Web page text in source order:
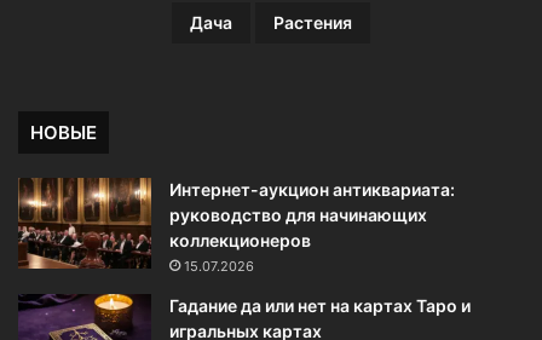
Дача Растения
НОВЫЕ
Интернет-аукцион антиквариата:
руководство для начинающих
коллекционеров
15.07.2026
Гадание да или нет на картах Таро и
игральных картах